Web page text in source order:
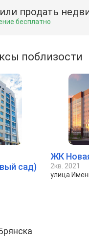
продать
бесплатно
поблизости
сад)
ЖК
2кв. 2021
улица